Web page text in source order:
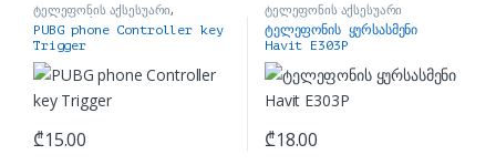
ტელეფონის აქსესუარი,
ჯოისტიკები
PUBG phone Controller key
Trigger
₾15.00
ტელეფონის აქსესუარი
ტელეფონის ყურსასმენი
Havit E303P
₾18.00